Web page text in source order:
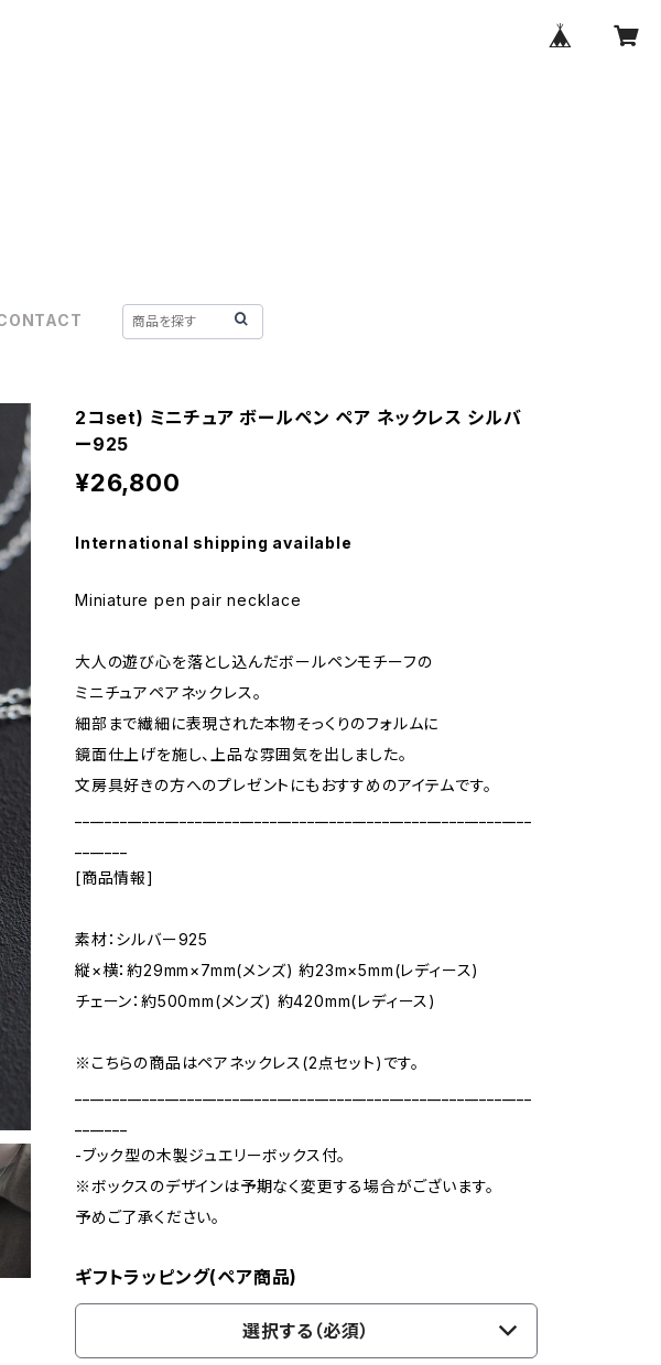
2コset) ミニチュア ボールペン ペア ネックレス シルバ
ー925
¥26,800
International shipping available
Miniature pen pair necklace
大人の遊び心を落とし込んだボールペンモチーフの
ミニチュアペアネックレス。
細部まで繊細に表現された本物そっくりのフォルムに
鏡面仕上げを施し、上品な雰囲気を出しました。
文房具好きの方へのプレゼントにもおすすめのアイテムです。
[商品情報]
素材：シルバー925
縦×横：約29mm×7mm(メンズ) 約23m×5mm(レディース)
チェーン：約500mm(メンズ) 約420mm(レディース)
※こちらの商品はペアネックレス(2点セット)です。
-ブック型の木製ジュエリーボックス付。
※ボックスのデザインは予期なく変更する場合がございます。
予めご了承ください。
ギフトラッピング(ペア商品)
選択する（必須）